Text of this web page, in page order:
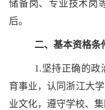
储备岗、专业技术岗
后。
二、基本资格条
1.坚持正确的政
育事业，认同浙江大
业文化，遵守学校、集